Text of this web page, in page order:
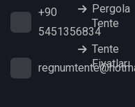
+90
5451356834
Pergola
Tente
Tente
Fiyatları